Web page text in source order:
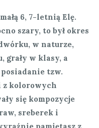
6, 7-letnią Elę.
szary, to był okres
w naturze,
grały w klasy, a
tzw.
z kolorowych
się kompozycje
sreberek i